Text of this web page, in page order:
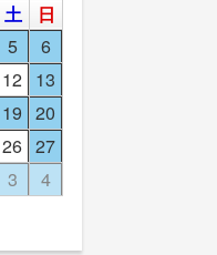
土
日
5
6
12 13
19 20
26 27
3 4